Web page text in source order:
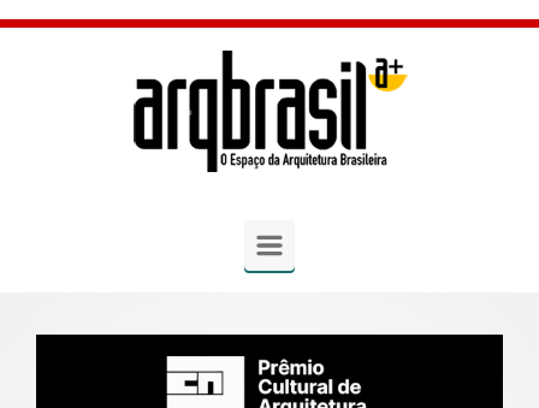
Skip to main content